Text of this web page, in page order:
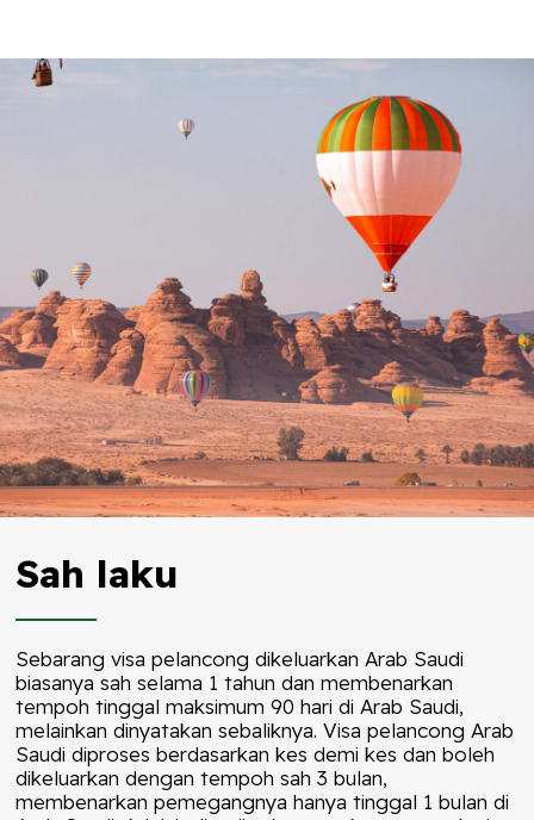
Sah laku
Sebarang visa pelancong dikeluarkan Arab Saudi
biasanya sah selama 1 tahun dan membenarkan
tempoh tinggal maksimum 90 hari di Arab Saudi,
melainkan dinyatakan sebaliknya. Visa pelancong Arab
Saudi diproses berdasarkan kes demi kes dan boleh
dikeluarkan dengan tempoh sah 3 bulan,
membenarkan pemegangnya hanya tinggal 1 bulan di